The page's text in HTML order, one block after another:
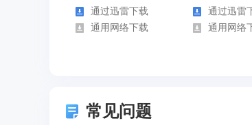
通过迅雷下载
通过迅雷
通用网络下载
通用网络
常见问题